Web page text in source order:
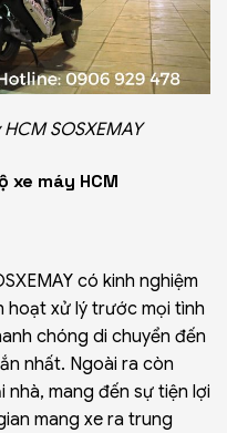
SOSXEMAY
xe máy HCM
có kinh nghiệm
hoạt xử lý trước mọi tình
chóng di chuyển đến
nhất. Ngoài ra còn
nhà, mang đến sự tiện lợi
mang xe ra trung